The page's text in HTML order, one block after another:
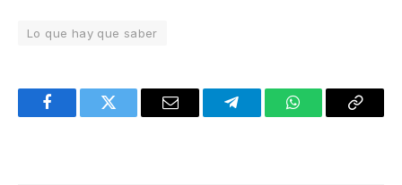
Lo que hay que saber
FacebookTwitter Email TelegramWhatsAppCopy